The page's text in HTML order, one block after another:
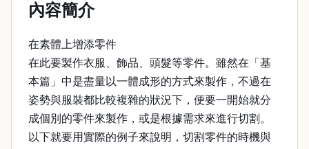
內容簡介
在素體上增添零件
在此要製作衣服、飾品、頭髮等零件。雖然在「基
本篇」中是盡量以一體成形的方式來製作，不過在
姿勢與服裝都比較複雜的狀況下，便要一開始就分
成個別的零件來製作，或是根據需求來進行切割。
以下就要用實際的例子來說明，切割零件的時機與